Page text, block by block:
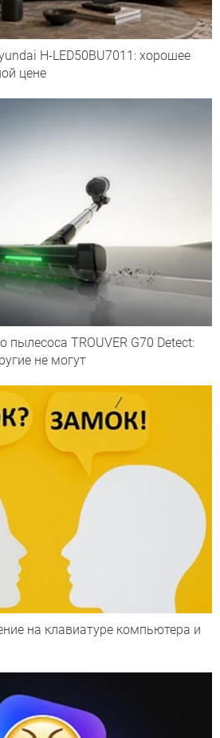
H-LED50BU7011: хорошее
цене
пылесоса TROUVER G70 Detect:
не могут
на клавиатуре компьютера и